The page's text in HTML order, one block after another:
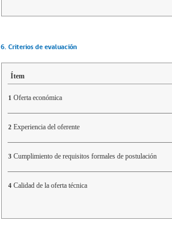
6. Criterios de evaluación
Ítem
1 Oferta económica
2 Experiencia del oferente
3 Cumplimiento de requisitos formales de postulación
4 Calidad de la oferta técnica